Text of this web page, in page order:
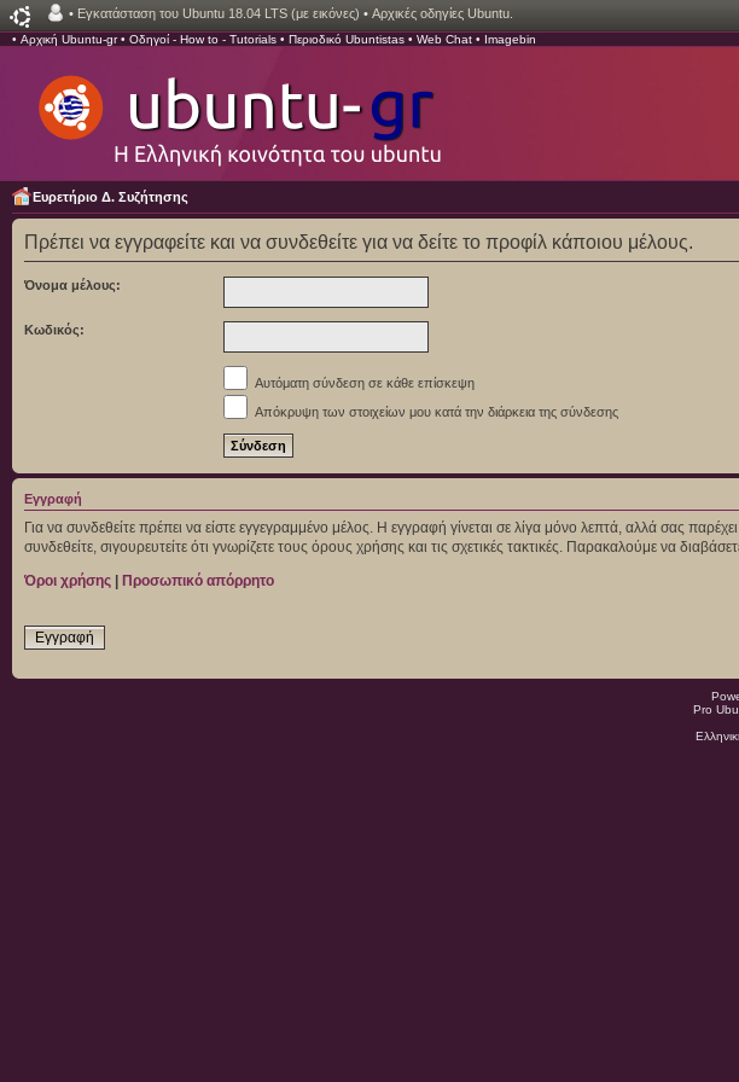
• Εγκατάσταση του Ubuntu 18.04 LTS (με εικόνες) • Αρχικές οδηγίες Ubuntu.
• Αρχική Ubuntu-gr• Οδηγοί - How to - Tutorials • Περιοδικό Ubuntistas • Web Chat • Imagebin
Ευρετήριο Δ. Συζήτησης
Πρέπει να εγγραφείτε και να συνδεθείτε για να δείτε το προφίλ κάποιου μέλους.
Όνομα μέλους:
Κωδικός:
Αυτόματη σύνδεση σε κάθε επίσκεψη
Απόκρυψη των στοιχείων μου κατά την διάρκεια της σύνδεσης
Εγγραφή
Για να συνδεθείτε πρέπει να είστε εγγεγραμμένο μέλος. Η εγγραφή γίνεται σε λίγα μόνο λεπτά, αλλά σας
συνδεθείτε, σιγουρευτείτε ότι γνωρίζετε τους όρους χρήσης και τις σχετικές τακτικές. Παρακαλούμε να
Όροι χρήσης | Προσωπικό απόρρητο
Εγγραφή
Pro